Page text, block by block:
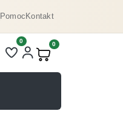
PomocKontakt
Liczba pozycji na liście
0
Produkty w koszyku:
0